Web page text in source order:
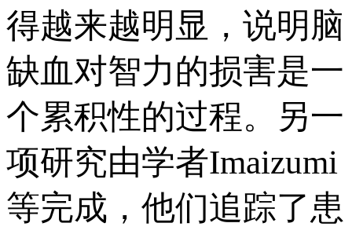
得越来越明显，说明脑
缺血对智力的损害是一
个累积性的过程。另一
项研究由学者Imaizumi
等完成，他们追踪了患